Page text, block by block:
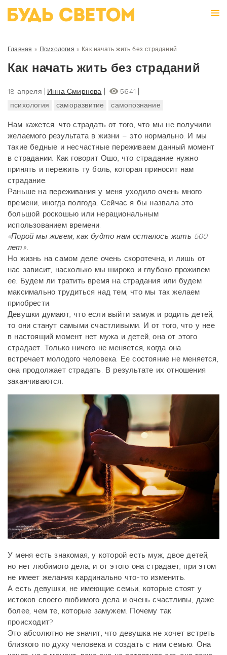
Главная » Психология » Как начать жить без страданий
Как начать жить без страданий
18 апреля Инна Смирнова
5641
психология
саморазвитие самопознание
Нам кажется, что страдать от того, что мы не получили
желаемого результата в жизни – это нормально. И мы
такие бедные и несчастные переживаем данный момент
в страдании. Как говорит Ошо, что страдание нужно
принять и пережить ту боль, которая приносит нам
страдание.
Раньше на переживания у меня уходило очень много
времени, иногда полгода. Сейчас я бы назвала это
большой роскошью или нерациональным
использованием времени.
«Порой мы живем, как будто нам осталось жить 500
лет».
Но жизнь на самом деле очень скоротечна, и лишь от
нас зависит, насколько мы широко и глубоко проживем
ее. Будем ли тратить время на страдания или будем
максимально трудиться над тем, что мы так желаем
приобрести.
Девушки думают, что если выйти замуж и родить детей,
то они станут самыми счастливыми. И от того, что у нее
в настоящий момент нет мужа и детей, она от этого
страдает. Только ничего не меняется, когда она
встречает молодого человека. Ее состояние не меняется,
она продолжает страдать. В результате их отношения
заканчиваются.
У меня есть знакомая, у которой есть муж, двое детей,
но нет любимого дела, и от этого она страдает, при этом
не имеет желания кардинально что-то изменить.
А есть девушки, не имеющие семьи, которые стоят у
истоков своего любимого дела и очень счастливы, даже
более, чем те, которые замужем. Почему так
происходит?
Это абсолютно не значит, что девушка не хочет встреть
близкого по духу человека и создать с ним семью. Она